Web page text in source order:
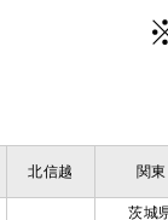
北信越 関東
茨城